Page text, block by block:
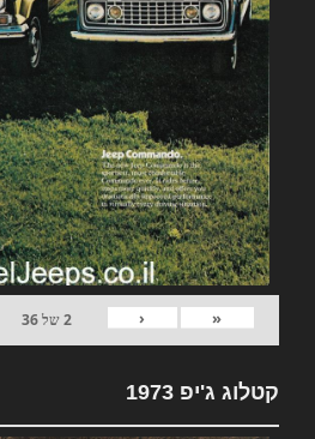
«
‹
2של36
קטלוג ג'יפ 1973